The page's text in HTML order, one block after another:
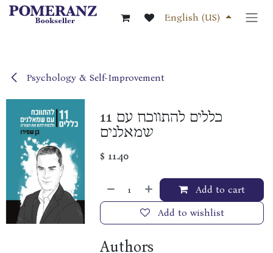
Skip to Content
English (US)
Psychology & Self-Improvement
11 כללים להתווכח עם
שמאלנים
$ 11.40
Add to cart
Add to wishlist
Authors